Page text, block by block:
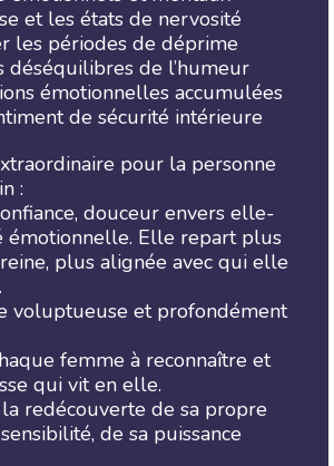
et les états de nervosité
les périodes de déprime
déséquilibres de l’humeur
émotionnelles accumulées
de sécurité intérieure
pour la personne
:
douceur envers elle-
émotionnelle. Elle repart plus
plus alignée avec qui elle
voluptueuse et profondément
femme à reconnaître et
qui vit en elle.
redécouverte de sa propre
de sa puissance